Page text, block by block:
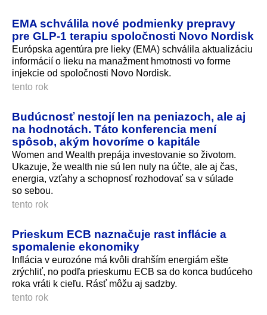
EMA schválila nové podmienky prepravy
pre GLP-1 terapiu spoločnosti Novo Nordisk
Európska agentúra pre lieky (EMA) schválila aktualizáciu
informácií o lieku na manažment hmotnosti vo forme
injekcie od spoločnosti Novo Nordisk.
tento rok
Budúcnosť nestojí len na peniazoch, ale aj
na hodnotách. Táto konferencia mení
spôsob, akým hovoríme o kapitále
Women and Wealth prepája investovanie so životom.
Ukazuje, že wealth nie sú len nuly na účte, ale aj čas,
energia, vzťahy a schopnosť rozhodovať sa v súlade
so sebou.
tento rok
Prieskum ECB naznačuje rast inflácie a
spomalenie ekonomiky
Inflácia v eurozóne má kvôli drahším energiám ešte
zrýchliť, no podľa prieskumu ECB sa do konca budúceho
roka vráti k cieľu. Rásť môžu aj sadzby.
tento rok